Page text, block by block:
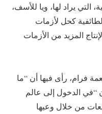
التي يراد لها، ويا للأسف،
كحل لأزمات
فرام، رأى فيها أن “ما
“في الدخول إلى عالم
من خلال وعيها